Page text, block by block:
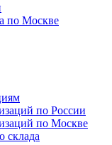
по Москве
по России
по Москве
склада